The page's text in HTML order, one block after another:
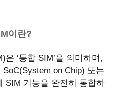
이란?
은 ‘통합 SIM’을 의미하며,
on Chip) 또는
SIM 기능을 완전히 통합하